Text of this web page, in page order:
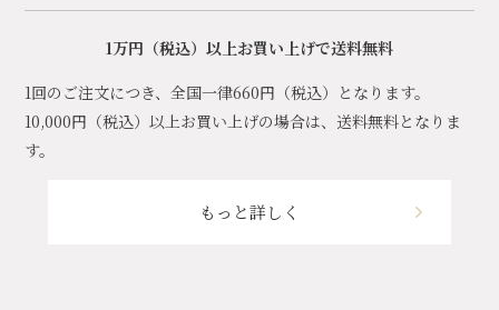
1万円（税込）以上お買い上げで送料無料
1回のご注文につき、全国一律660円（税込）となります。
10,000円（税込）以上お買い上げの場合は、送料無料となりま
す。
もっと詳しく